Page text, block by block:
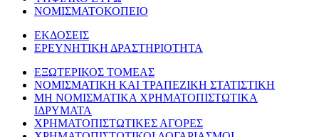
ΝΟΜΙΣΜΑΤΟΚΟΠΕΙΟ
ΕΚΔΟΣΕΙΣ
ΕΡΕΥΝΗΤΙΚΗ ΔΡΑΣΤΗΡΙΟΤΗΤΑ
ΕΞΩΤΕΡΙΚΟΣ ΤΟΜΕΑΣ
ΝΟΜΙΣΜΑΤΙΚΗ ΚΑΙ ΤΡΑΠΕΖΙΚΗ ΣΤΑΤΙΣΤΙΚΗ
ΜΗ ΝΟΜΙΣΜΑΤΙΚΑ ΧΡΗΜΑΤΟΠΙΣΤΩΤΙΚΑ
ΙΔΡΥΜΑΤΑ
ΧΡΗΜΑΤΟΠΙΣΤΩΤΙΚΕΣ ΑΓΟΡΕΣ